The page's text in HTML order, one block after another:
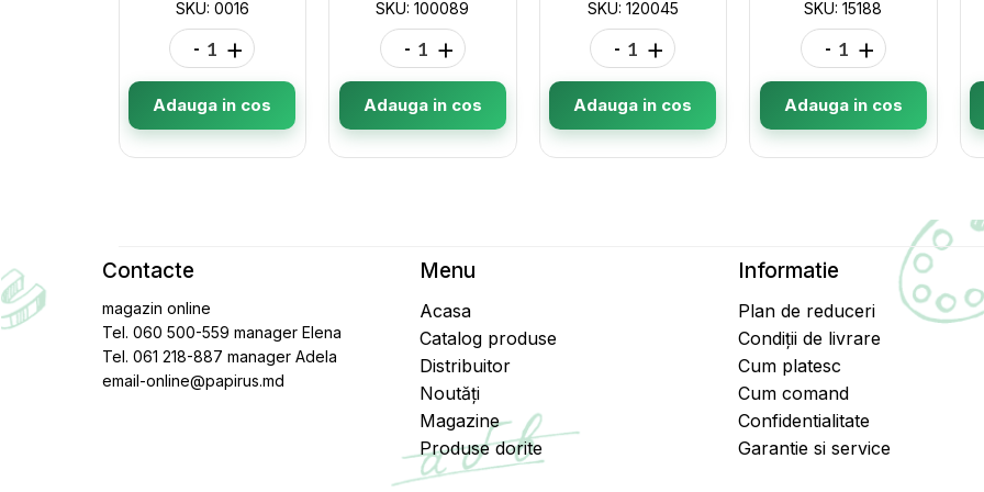
SKU: 0016
- +
Adauga in cos
SKU: 100089
- +
Adauga in cos
SKU: 120045
- +
Adauga in cos
SKU: 15188
- +
Adauga in cos
Contacte
magazin online
Tel. 060 500-559 manager Elena
Tel. 061 218-887 manager Adela
email-online@papirus.md
Menu
Acasa
Catalog produse
Distribuitor
Noutăți
Magazine
Produse dorite
Informatie
Plan de reduceri
Condiții de livrare
Cum platesc
Cum comand
Confidentialitate
Garantie si service